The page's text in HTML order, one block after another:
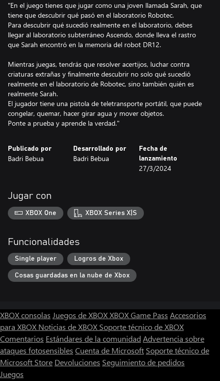
"En el juego tienes que jugar como una joven llamada Sarah, que
tiene que descubrir qué pasó en el laboratorio Robotec.
Para descubrir qué sucedió realmente en el laboratorio, debes
llegar al laboratorio subterráneo Ascendo, donde lleva el rastro
que Sarah encontró en la memoria del robot DR12.
Mientras juegas, tendrás que resolver acertijos, luchar contra
criaturas extrañas y finalmente descubrir no solo qué sucedió
realmente en el laboratorio de Robotec, sino también quién es
realmente Sarah.
El jugador tiene una pistola de teletransporte portátil, que puede
congelar, quemar, hacer girar agua y mover objetos.
Ponte a prueba y aprende la verdad."
Publicado por
Badri Bebua
Desarrollado por
Badri Bebua
Fecha de
lanzamiento
27/3/2024
Jugar con
XBOX One XBOX Series X|S
Funcionalidades
Single player Logros de Xbox
Cosas guardadas en la nube de Xbox
XBOX consolas Juegos de XBOXXBOX Game Pass Accesorios
para XBOX Noticias de XBOX Soporte técnico de XBOX
Comentarios Estándares de la comunidad Advertencia sobre
ataques fotosensibles Cuenta de Microsoft Soporte técnico de
Microsoft Store Devoluciones Seguimiento de pedidos
Juegos